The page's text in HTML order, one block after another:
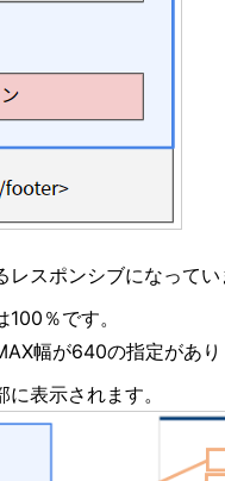
レスポンシブになって
％です。
幅が640の指定があ
表示されます。